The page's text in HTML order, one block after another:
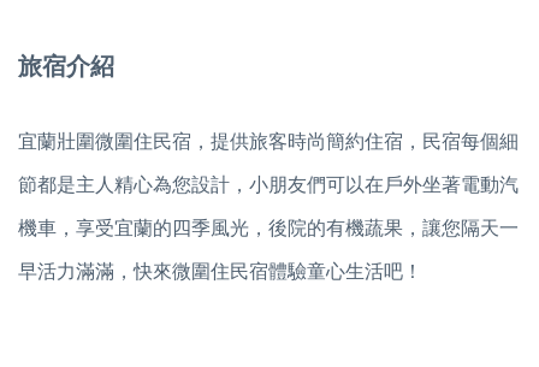
旅宿介紹
宜蘭壯圍微圍住民宿，提供旅客時尚簡約住宿，民宿每個細
節都是主人精心為您設計，小朋友們可以在戶外坐著電動汽
機車，享受宜蘭的四季風光，後院的有機蔬果，讓您隔天一
早活力滿滿，快來微圍住民宿體驗童心生活吧！